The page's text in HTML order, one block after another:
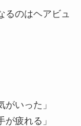
るのはヘアビュ
がいった」
が疲れる」